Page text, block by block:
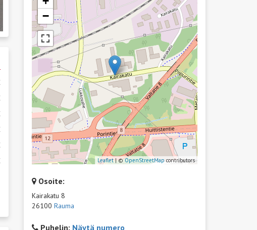
−
Leaflet| ©OpenStreetMap contributors
Osoite:
Kairakatu 8
26100 Rauma
Puhelin: Näytä numero